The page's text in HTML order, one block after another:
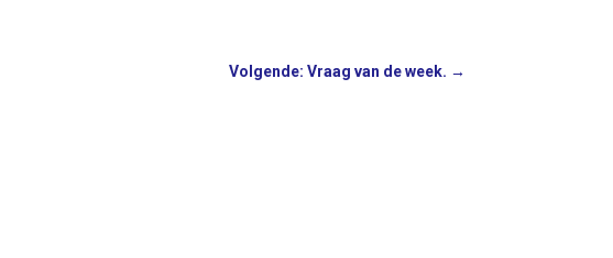
Volgende: Vraag van de week. →